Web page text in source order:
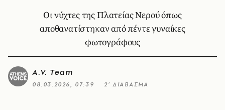
Οι νύχτες της Πλατείας Νερού όπως
αποθανατίστηκαν από πέντε γυναίκες
φωτογράφους
A.V. Team
08.03.2026, 07:39 2’ ΔΙΑΒΑΣΜΑ